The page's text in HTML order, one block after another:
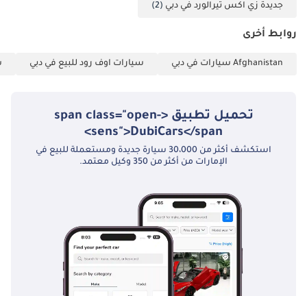
جديدة زي اكس تيرالورد في دبي (2)
روابط أخرى
Afghanistan سيارات في دبي سيارات اوف رود للبيع في دبي
تحميل تطبيق <span class="open-
sens">DubiCars</span>
استكشف أكثر من 30،000 سيارة جديدة ومستعملة للبيع في
الإمارات من أكثر من 350 وكيل معتمد.